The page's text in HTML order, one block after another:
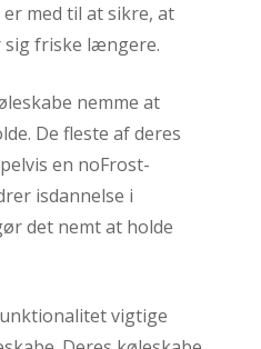
med til at sikre, at
sig friske længere.
nemme at
De fleste af deres
en noFrost-
isdannelse i
det nemt at holde
vigtige